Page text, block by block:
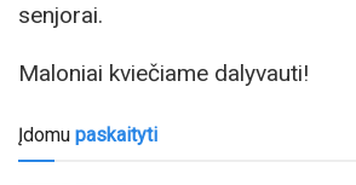
senjorai.
Maloniai kviečiame dalyvauti!
Įdomu paskaityti